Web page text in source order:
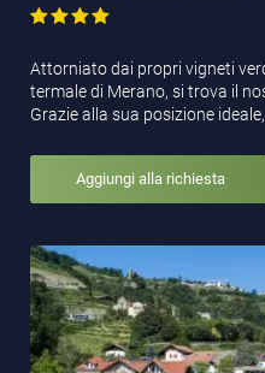
Attorniato dai propri vigneti
termale di Merano, si trova il
Grazie alla sua posizione
Aggiungi alla richiesta